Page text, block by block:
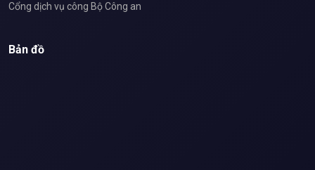
Cổng dịch vụ công Bộ Công an
Bản đồ